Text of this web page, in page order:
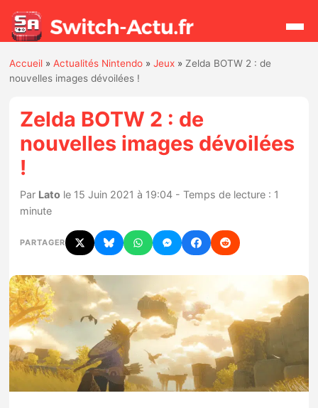
Actualités
Hardware
Mises à jour
Chiffres de ventes
Rumeurs
Nintendo Direct
Tests et previews
Accueil »Actualités Nintendo »Jeux »Zelda BOTW 2 : de
nouvelles images dévoilées !
Zelda BOTW 2 : de
nouvelles images dévoilées
!
Par Lato le 15 Juin 2021 à 19:04 - Temps de lecture : 1
minute
PARTAGER